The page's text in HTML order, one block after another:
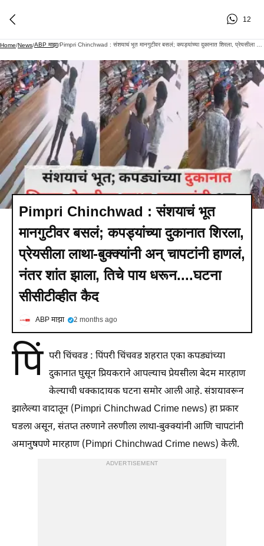
12
Home/News/ABP माझा/
Pimpri Chinchwad : संशयाचं भूत
मानगुटीवर बसलं; कपड्यांच्या दुकानात शिरला,
प्रेयसीला लाथा-बुक्क्यांनी अन् चापटांनी हाणलं,
नंतर शांत झाला, तिचे पाय धरून....घटना
सीसीटीव्हीत कैद
ABP माझा 2 months ago
पिं परी चिंचवड : पिंपरी चिंचवड शहरात एका कपड्यांच्या
दुकानात घुसून प्रियकराने आपल्याच प्रेयसीला बेदम मारहाण
केल्याची धक्कादायक घटना समोर आली आहे. संशयावरून
झालेल्या वादातून (Pimpri Chinchwad Crime news) हा प्रकार
घडला असून, संतप्त तरुणाने तरुणीला लाथा-बुक्क्यांनी आणि चापटांनी
अमानुषपणे मारहाण (Pimpri Chinchwad Crime news) केली.
ADVERTISEMENT